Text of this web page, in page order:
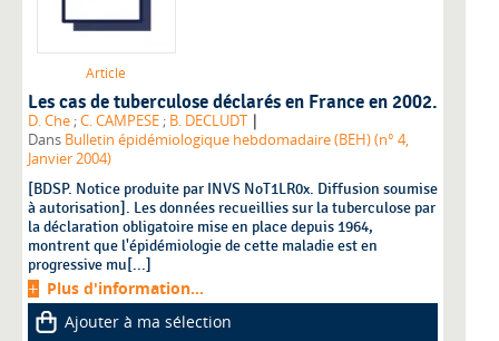
Article
Les cas de tuberculose déclarés en France en 2002.
D. Che ;C. CAMPESE ; B. DECLUDT |
Dans Bulletin épidémiologique hebdomadaire (BEH) (n° 4,
Janvier 2004)
[BDSP. Notice produite par INVS NoT1LR0x. Diffusion soumise
à autorisation]. Les données recueillies sur la tuberculose par
la déclaration obligatoire mise en place depuis 1964,
montrent que l'épidémiologie de cette maladie est en
progressive mu[...]
Plus d'information...
Ajouter à ma sélection